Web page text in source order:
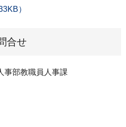
）
合せ
事部教職員人事課